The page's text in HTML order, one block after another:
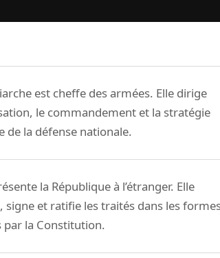
est cheffe des armées. Elle dirige
le commandement et la stratégie
de la défense nationale.
la République à l’étranger. Elle
signe et ratifie les traités dans les
par la Constitution.